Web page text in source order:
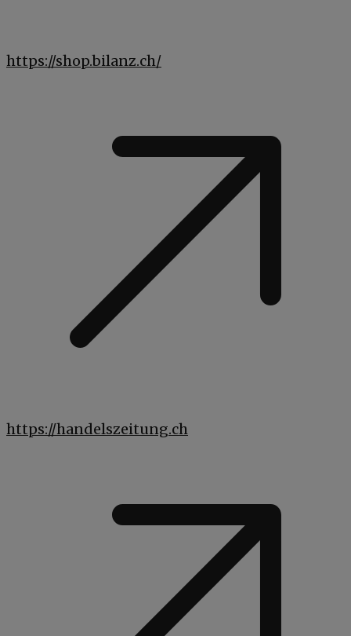
https://shop.bilanz.ch/
https://handelszeitung.ch